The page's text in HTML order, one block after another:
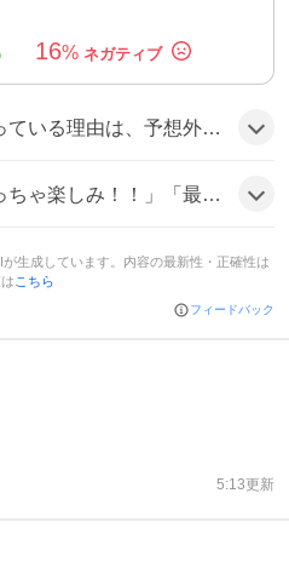
16%
、そしてぺこらがMCを務めることでファンの期待感が高まったことにあるようだ。さらに、マシュマロ読みを交えた告知配信が話題を呼び、視聴者同士の交流も盛んになっている。
プに「豪華すぎる」と期待が高まっている様子だ。「ぺこらがMCで安心」や「歌声が直接聴けるのが嬉しい」など、ポジティブなコメントが多数寄せられている。
生成しています。内容の最新性・正確性は
こちら
フィードバック
5:13更新